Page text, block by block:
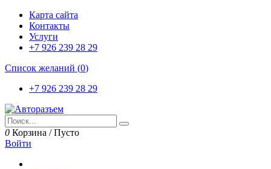
Карта сайта
Контакты
Услуги
+7 926 239 28 29
Список желаний (0)
+7 926 239 28 29
0 Корзина /Пусто
Войти